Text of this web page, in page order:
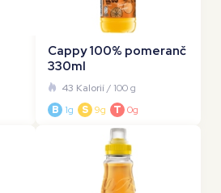
Cappy 100% pomeranč
330ml
43 Kalorií/ 100 g
B 1g S 9g T 0g